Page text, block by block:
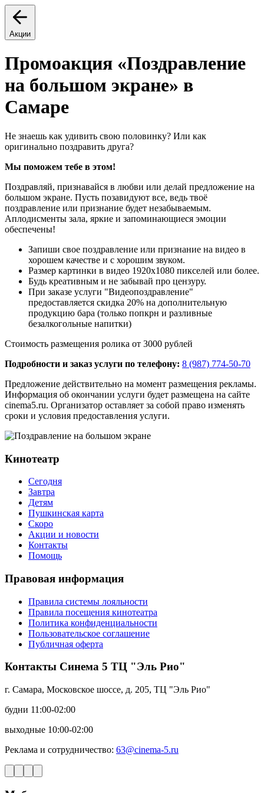
Акции
Промоакция «Поздравление
на большом экране» в
Самаре
Не знаешь как удивить свою половинку? Или как
оригинально поздравить друга?
Мы поможем тебе в этом!
Поздравляй, признавайся в любви или делай предложение на
большом экране. Пусть позавидуют все, ведь твоё
поздравление или признание будет незабываемым.
Аплодисменты зала, яркие и запоминающиеся эмоции
обеспечены!
Запиши свое поздравление или признание на видео в
хорошем качестве и с хорошим звуком.
Размер картинки в видео 1920х1080 пикселей или более.
Будь креативным и не забывай про цензуру.
При заказе услуги "Видеопоздравление"
предоставляется скидка 20% на дополнительную
продукцию бара (только попкрн и разливные
безалкогольные напитки)
Стоимость размещения ролика от 3000 рублей
Подробности и заказ услуги по телефону: 8 (987) 774-50-70
Предложение действительно на момент размещения рекламы.
Информация об окончании услуги будет размещена на сайте
cinema5.ru. Организатор оставляет за собой право изменять
сроки и условия предоставления услуги.
Кинотеатр
Сегодня
Завтра
Детям
Пушкинская карта
Скоро
Акции и новости
Контакты
Помощь
Правовая информация
Правила системы лояльности
Правила посещения кинотеатра
Политика конфиденциальности
Пользовательское соглашение
Публичная оферта
Контакты Синема 5 ТЦ "Эль Рио"
г. Самара, Московское шоссе, д. 205, ТЦ "Эль Рио"
будни 11:00-02:00
выходные 10:00-02:00
Реклама и сотрудничество: 63@cinema-5.ru